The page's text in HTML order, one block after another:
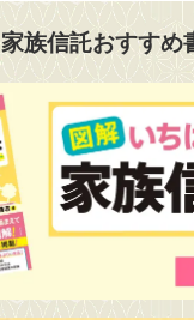
家族信託おすすめ